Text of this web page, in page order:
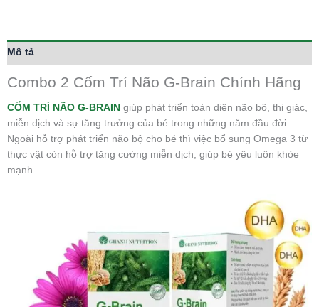
Mô tả
Combo 2 Cốm Trí Não G-Brain Chính Hãng
CỐM TRÍ NÃO G-BRAIN giúp phát triển toàn diện não bộ, thị giác,
miễn dịch và sự tăng trưởng của bé trong những năm đầu đời.
Ngoài hỗ trợ phát triển não bộ cho bé thì việc bổ sung Omega 3 từ
thực vật còn hỗ trợ tăng cường miễn dịch, giúp bé yêu luôn khỏe
mạnh.